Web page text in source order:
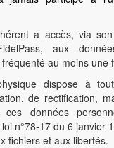
a accès, via
aux
fréquenté au moins une
dispose à
de rectification,
données
n°78-17 du 6 janvier
fichiers et aux libertés.